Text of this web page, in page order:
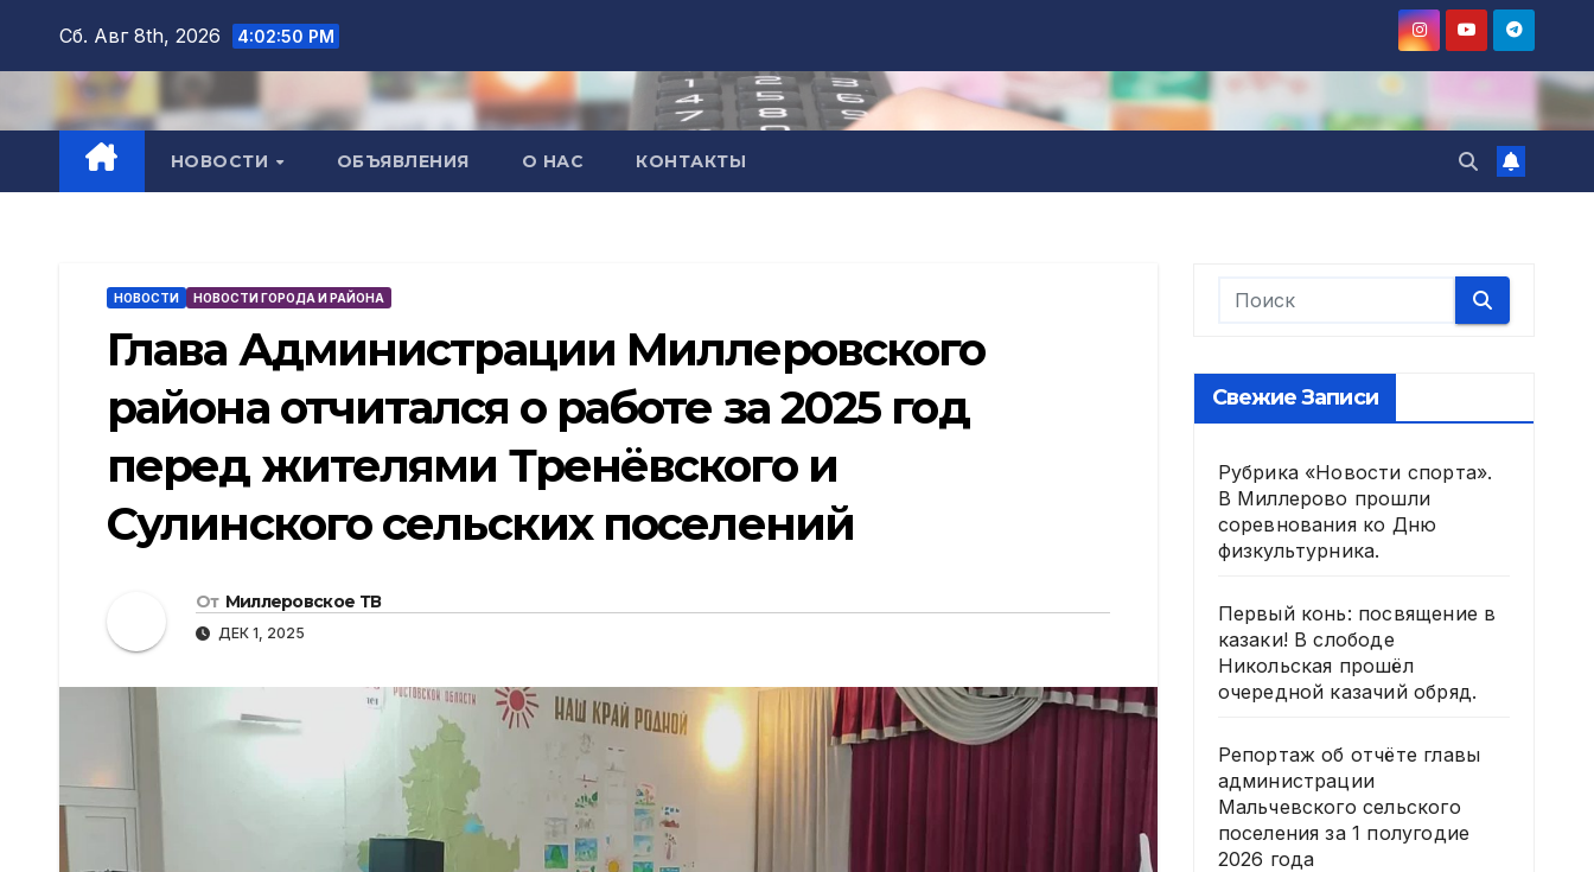
содержимому
Сб. Авг 8th, 2026 4:02:51 PM
НОВОСТИ ОБЪЯВЛЕНИЯ О НАС КОНТАКТЫ
НОВОСТИ НОВОСТИ ГОРОДА И РАЙОНА
Глава Администрации Миллеровского
района отчитался о работе за 2025 год
перед жителями Тренёвского и
Сулинского сельских поселений
От Миллеровское ТВ
ДЕК 1, 2025
Свежие Записи
Рубрика «Новости спорта».
В Миллерово прошли
соревнования ко Дню
физкультурника.
Первый конь: посвящение в
казаки! В слободе
Никольская прошёл
очередной казачий обряд.
Репортаж об отчёте главы
администрации
Мальчевского сельского
поселения за 1 полугодие
2026 года